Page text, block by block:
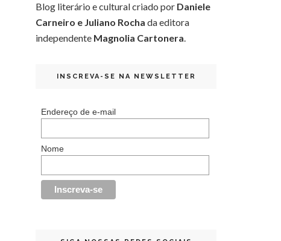
Blog literário e cultural criado por Daniele
Carneiro e Juliano Rocha da editora
independente Magnolia Cartonera.
INSCREVA-SE NA NEWSLETTER
Endereço de e-mail
Nome